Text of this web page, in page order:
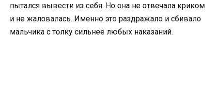
пытался вывести из себя. Но она не отвечала криком
и не жаловалась. Именно это раздражало и сбивало
мальчика с толку сильнее любых наказаний.